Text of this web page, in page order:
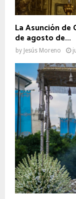
La Asunción de
de agosto de...
by Jesús Moreno